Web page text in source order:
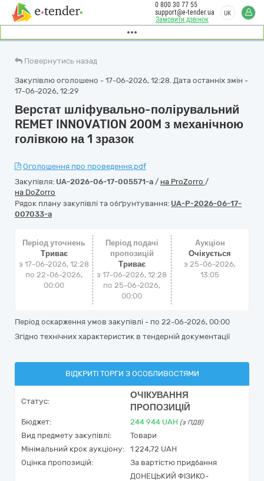
Замовити дзвінок
0 800 30 77 55
support@e-tender.ua
UK
Повернутись назад
Закупівлю оголошено - 17-06-2026, 12:28. Дата останніх змін -
17-06-2026, 12:29
Верстат шліфувально-полірувальний
REMET INNOVATION 200M з механічною
голівкою на 1 зразок
Оголошення про проведення.pdf
Закупівля: UA-2026-06-17-005571-a / на ProZorro /
на DoZorro
Рядок плану закупівлі та обґрунтування: UA-P-2026-06-17-
007033-a
Період уточнень
Триває
з 17-06-2026, 12:28
по 22-06-2026,
00:00
Період подачі
пропозицій
Триває
з 17-06-2026, 12:28
по 25-06-2026,
00:00
Аукціон
Очікується
з25-06-2026,
13:05
Період оскарження умов закупівлі - по 22-06-2026, 00:00
Згідно технічних характеристик в тендерній документації
ВІДКРИТІ ТОРГИ З ОСОБЛИВОСТЯМИ
Статус:
ОЧІКУВАННЯ
ПРОПОЗИЦІЙ
Бюджет: 244 944 UAH (з ПДВ)
Вид предмету закупівлі:
Товари
Мінімальний крок аукціону:
1 224,72 UAH
Оцінка пропозицій:
За вартістю придбання
ДОНЕЦЬКИЙ ФІЗИКО-